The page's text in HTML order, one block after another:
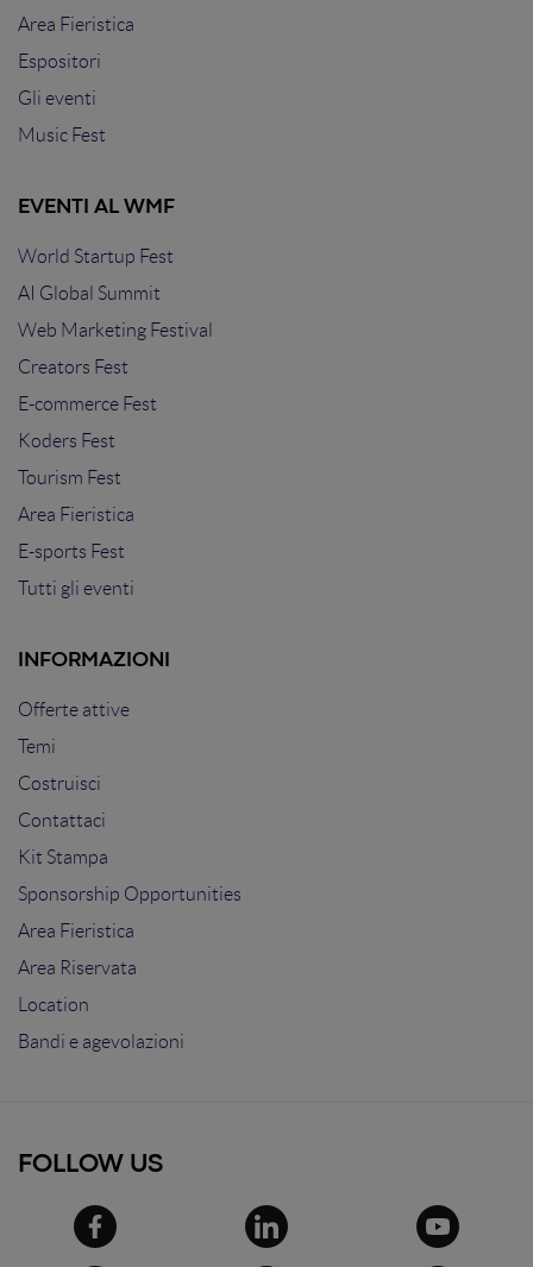
Area Fieristica
Espositori
Gli eventi
Music Fest
EVENTI AL WMF
World Startup Fest
AI Global Summit
Web Marketing Festival
Creators Fest
E-commerce Fest
Koders Fest
Tourism Fest
Area Fieristica
E-sports Fest
Tutti gli eventi
INFORMAZIONI
Offerte attive
Temi
Costruisci
Contattaci
Kit Stampa
Sponsorship Opportunities
Area Fieristica
Area Riservata
Location
Bandi e agevolazioni
FOLLOW US